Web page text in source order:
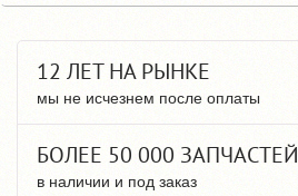
12 ЛЕТ НА РЫНКЕ
мы не исчезнем после оплаты
БОЛЕЕ 50 000 ЗАПЧАСТЕЙ
в наличии и под заказ